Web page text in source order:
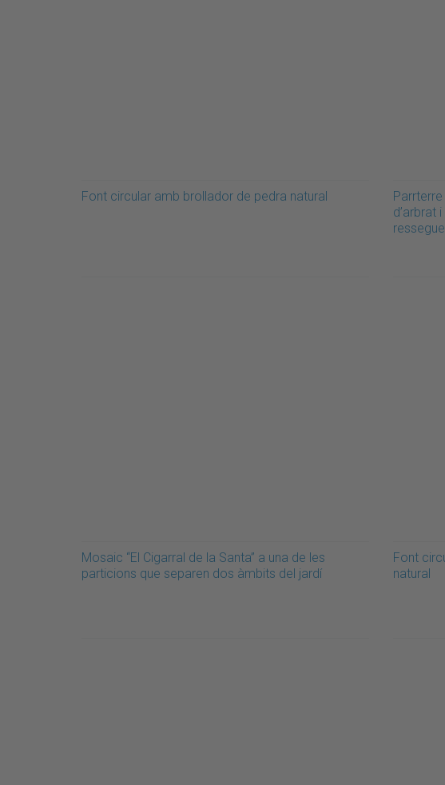
Font circular amb brollador de pedra natural
d’arbrat
Mosaic “El Cigarral de la Santa” a una de les
particions que separen dos àmbits del jardí
Font
natural